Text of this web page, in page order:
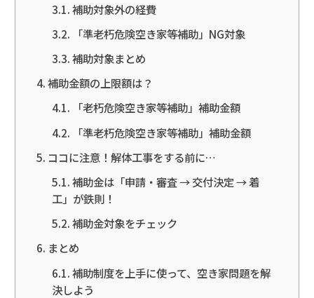
補助対象外の経費
「準老朽危険空き家等補助」NG対象
補助対象まとめ
補助金額の上限額は？
「老朽危険空き家等補助」補助金額
「準老朽危険空き家等補助」補助金額
ココに注意！解体工事をする前に…
補助金は「申請・審査 → 交付決定 → 着
工」が鉄則！
補助金対象をチェック
まとめ
補助制度を上手に使って、空き家問題を解
決しよう